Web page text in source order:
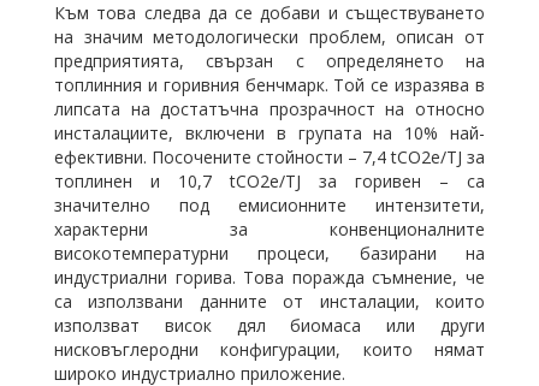
Към това следва да се добави и съществуването
на значим методологически проблем, описан от
предприятията, свързан с определянето на
топлинния и горивния бенчмарк. Той се изразява в
липсата на достатъчна прозрачност на относно
инсталациите, включени в групата на 10% най-
ефективни. Посочените стойности – 7,4 tCO2e/TJ за
топлинен и 10,7 tCO2e/TJ за горивен – са
значително под емисионните интензитети,
характерни за конвенционалните
високотемпературни процеси, базирани на
индустриални горива. Това поражда съмнение, че
са използвани данните от инсталации, които
използват висок дял биомаса или други
нисковъглеродни конфигурации, които нямат
широко индустриално приложение.